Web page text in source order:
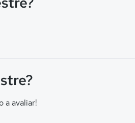
a avaliar!